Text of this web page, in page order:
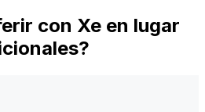
con Xe en lugar